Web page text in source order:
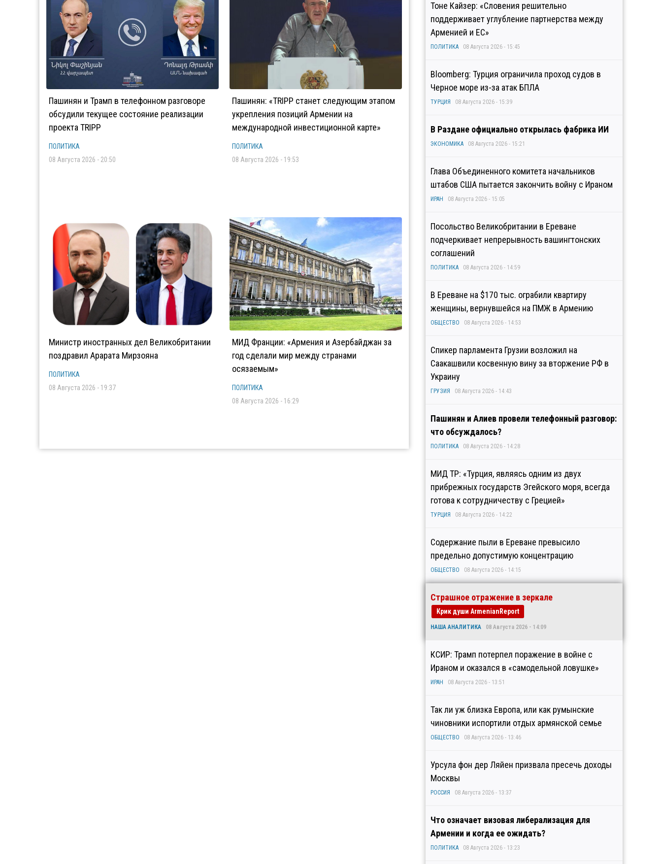
Пашинян и Трамп в телефонном разговоре
обсудили текущее состояние реализации
проекта TRIPP
ПОЛИТИКА
08 Августа 2026 - 20:50
Пашинян: «TRIPP станет следующим этапом
укрепления позиций Армении на
международной инвестиционной карте»
ПОЛИТИКА
08 Августа 2026 - 19:53
Министр иностранных дел Великобритании
поздравил Арарата Мирзояна
ПОЛИТИКА
08 Августа 2026 - 19:37
МИД Франции: «Армения и Азербайджан за
год сделали мир между странами
осязаемым»
ПОЛИТИКА
08 Августа 2026 - 16:29
Тоне Кайзер: «Словения решительно
поддерживает углубление партнерства между
Арменией и ЕС»
ПОЛИТИКА 08 Августа 2026 - 15:45
Bloomberg: Турция ограничила проход судов в
Черное море из-за атак БПЛА
ТУРЦИЯ 08 Августа 2026 - 15:39
В Раздане официально открылась фабрика ИИ
ЭКОНОМИКА 08 Августа 2026 - 15:21
Глава Объединенного комитета начальников
штабов США пытается закончить войну с Ираном
ИРАН 08 Августа 2026 - 15:05
Посольство Великобритании в Ереване
подчеркивает непрерывность вашингтонских
соглашений
ПОЛИТИКА 08 Августа 2026 - 14:59
В Ереване на $170 тыс. ограбили квартиру
женщины, вернувшейся на ПМЖ в Армению
ОБЩЕСТВО 08 Августа 2026 - 14:53
Спикер парламента Грузии возложил на
Саакашвили косвенную вину за вторжение РФ в
Украину
ГРУЗИЯ 08 Августа 2026 - 14:43
Пашинян и Алиев провели телефонный разговор:
что обсуждалось?
ПОЛИТИКА 08 Августа 2026 - 14:28
МИД ТР: «Турция, являясь одним из двух
прибрежных государств Эгейского моря, всегда
готова к сотрудничеству с Грецией»
ТУРЦИЯ 08 Августа 2026 - 14:22
Содержание пыли в Ереване превысило
предельно допустимую концентрацию
ОБЩЕСТВО 08 Августа 2026 - 14:15
Страшное отражение в зеркале
Крик души ArmenianReport
НАША АНАЛИТИКА 08 Августа 2026 - 14:09
КСИР: Трамп потерпел поражение в войне с
Ираном и оказался в «самодельной ловушке»
ИРАН 08 Августа 2026 - 13:51
Так ли уж близка Европа, или как румынские
чиновники испортили отдых армянской семье
ОБЩЕСТВО 08 Августа 2026 - 13:46
Урсула фон дер Ляйен призвала пресечь доходы
Москвы
РОССИЯ 08 Августа 2026 - 13:37
Что означает визовая либерализация для
Армении и когда ее ожидать?
ПОЛИТИКА 08 Августа 2026 - 13:23